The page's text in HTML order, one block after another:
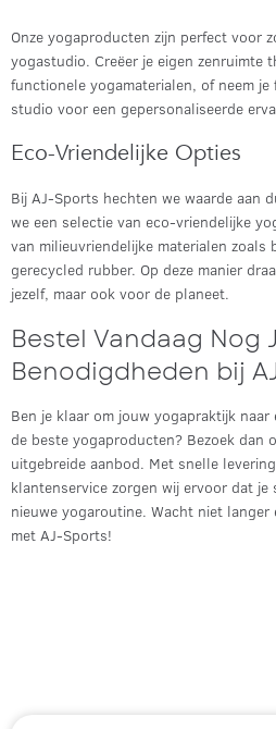
Onze yogaproducten zijn perfect voor
yogastudio. Creëer je eigen zenruimte
functionele yogamaterialen, of neem je
studio voor een gepersonaliseerde
Eco-Vriendelijke Opties
Bij AJ-Sports hechten we waarde aan
we een selectie van eco-vriendelijke
van milieuvriendelijke materialen zoals
gerecycled rubber. Op deze manier
jezelf, maar ook voor de planeet.
Bestel Vandaag Nog
Benodigdheden bij
Ben je klaar om jouw yogapraktijk
de beste yogaproducten? Bezoek dan
uitgebreide aanbod. Met snelle
klantenservice zorgen wij ervoor dat
nieuwe yogaroutine. Wacht niet
met AJ-Sports!